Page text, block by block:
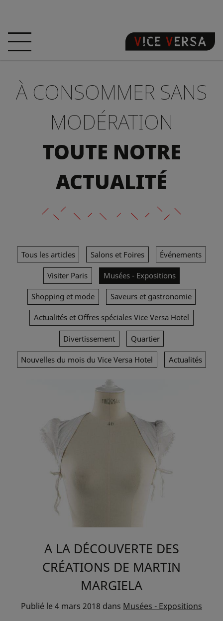
ACCUEIL CHAMBRES
OFFRES LOCALISATION
GARANTISSEZ
VOTRE PÉCHÉ
ACTUALITÉS PHOTOS
À CONSOMMER SANS
MODÉRATION
TOUTE NOTRE
ACTUALITÉ
Tous les articles Salons et Foires Événements
Visiter Paris Musées - Expositions
Shopping et mode Saveurs et gastronomie
Actualités et Offres spéciales Vice Versa Hotel
Divertissement Quartier
Nouvelles du mois du Vice Versa Hotel Actualités
A LA DÉCOUVERTE DES
CRÉATIONS DE MARTIN
MARGIELA
Publié le4 mars 2018 dans Musées - Expositions